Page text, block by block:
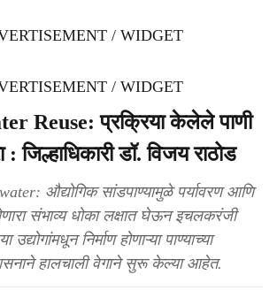
/ WIDGET
/ WIDGET
Reuse: प्रक्रिया केलेले पाणी
: जिल्हाधिकारी डॉ. विजय राठोड
औद्योगिक सांडपाण्यामुळे पर्यावरण आणि
संभाव्य धोका लक्षात घेऊन इचलकरंजी
उद्योगांमधून निर्माण होणाऱ्या पाण्याच्या
हालचाली वेगाने सुरू केल्या आहेत.